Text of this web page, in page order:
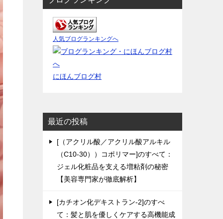
人気ブログランキングへ
にほんブログ村
最近の投稿
[（アクリル酸／アクリル酸アルキル
（C10-30））コポリマー]のすべて：
ジェル化粧品を支える増粘剤の秘密
【美容専門家が徹底解析】
[カチオン化デキストラン-2]のすべ
て：髪と肌を優しくケアする高機能成